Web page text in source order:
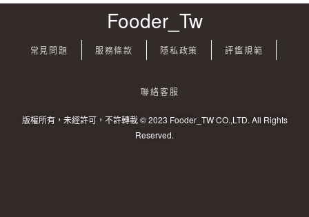
Fooder_Tw
常見問題 服務條款 隱私政策 評鑑規範
聯絡客服
版權所有，未經許可，不許轉載 © 2023 Fooder_TW CO.,LTD. All Rights
Reserved.